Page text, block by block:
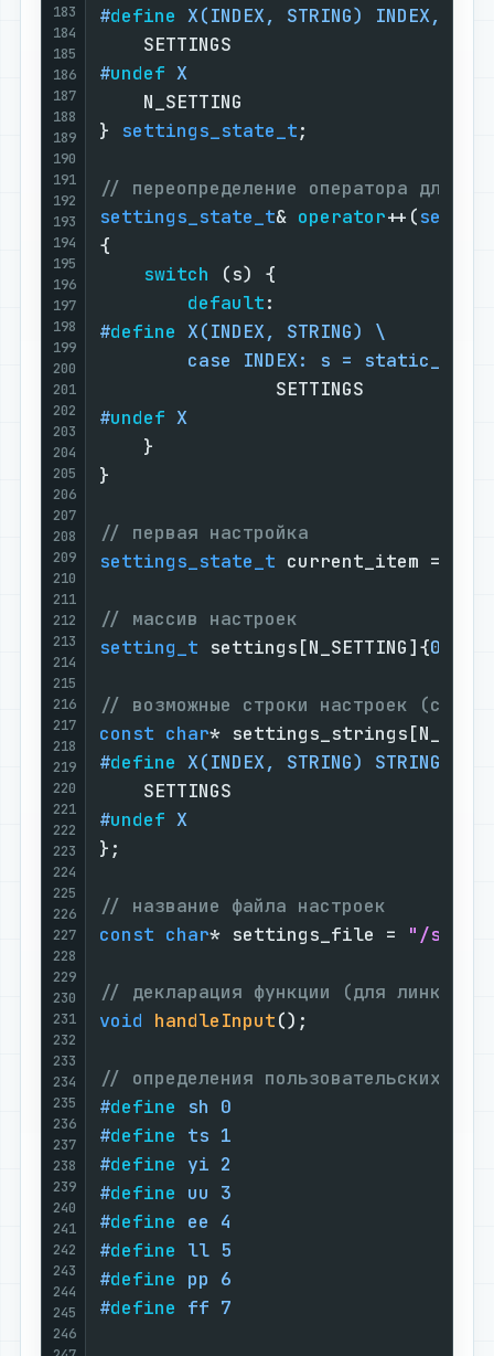
183
184
185
186
187
188
189
190
191
192
193
194
195
196
197
198
199
200
201
202
203
204
205
206
207
208
209
210
211
212
213
214
215
216
217
218
219
220
221
222
223
224
225
226
227
228
229
230
231
232
233
234
235
236
237
238
239
240
241
242
243
244
245
246
#define X(INDEX, STRING) INDEX,
#undef X
    N_SETTING
} settings_state_t;
// переопределение оператора для
settings_state_t& operator++(
{
switch (s) {
default
#define X(INDEX, STRING) \
        case INDEX: s = static_cast
#undef X
    }
}
// первая настройка
settings_state_t current_item =
// массив настроек
setting_t settings[N_SETTING]{0
// возможные строки настроек (см.
const char
#define X(INDEX, STRING) STRING,
#undef X
};
// название файла настроек
const char* settings_file = "/
// декларация функции (для линкера)
void handleInput() ;
// определения пользовательских
#define sh 0
#define ts 1
#define yi 2
#define uu 3
#define ee 4
#define ll 5
#define pp 6
#define ff 7